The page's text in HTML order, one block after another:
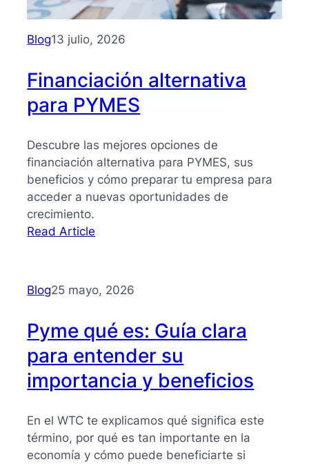
que
necesitas
tomar
mejores
decisiones
Blog13 julio, 2026
Financiación alternativa
para PYMES
Descubre las mejores opciones de
financiación alternativa para PYMES, sus
beneficios y cómo preparar tu empresa para
acceder a nuevas oportunidades de
crecimiento.
Read Article
para
PYMES
Blog25 mayo, 2026
Pyme qué es: Guía clara
para entender su
importancia y beneficios
En el WTC te explicamos qué significa este
término, por qué es tan importante en la
economía y cómo puede beneficiarte si